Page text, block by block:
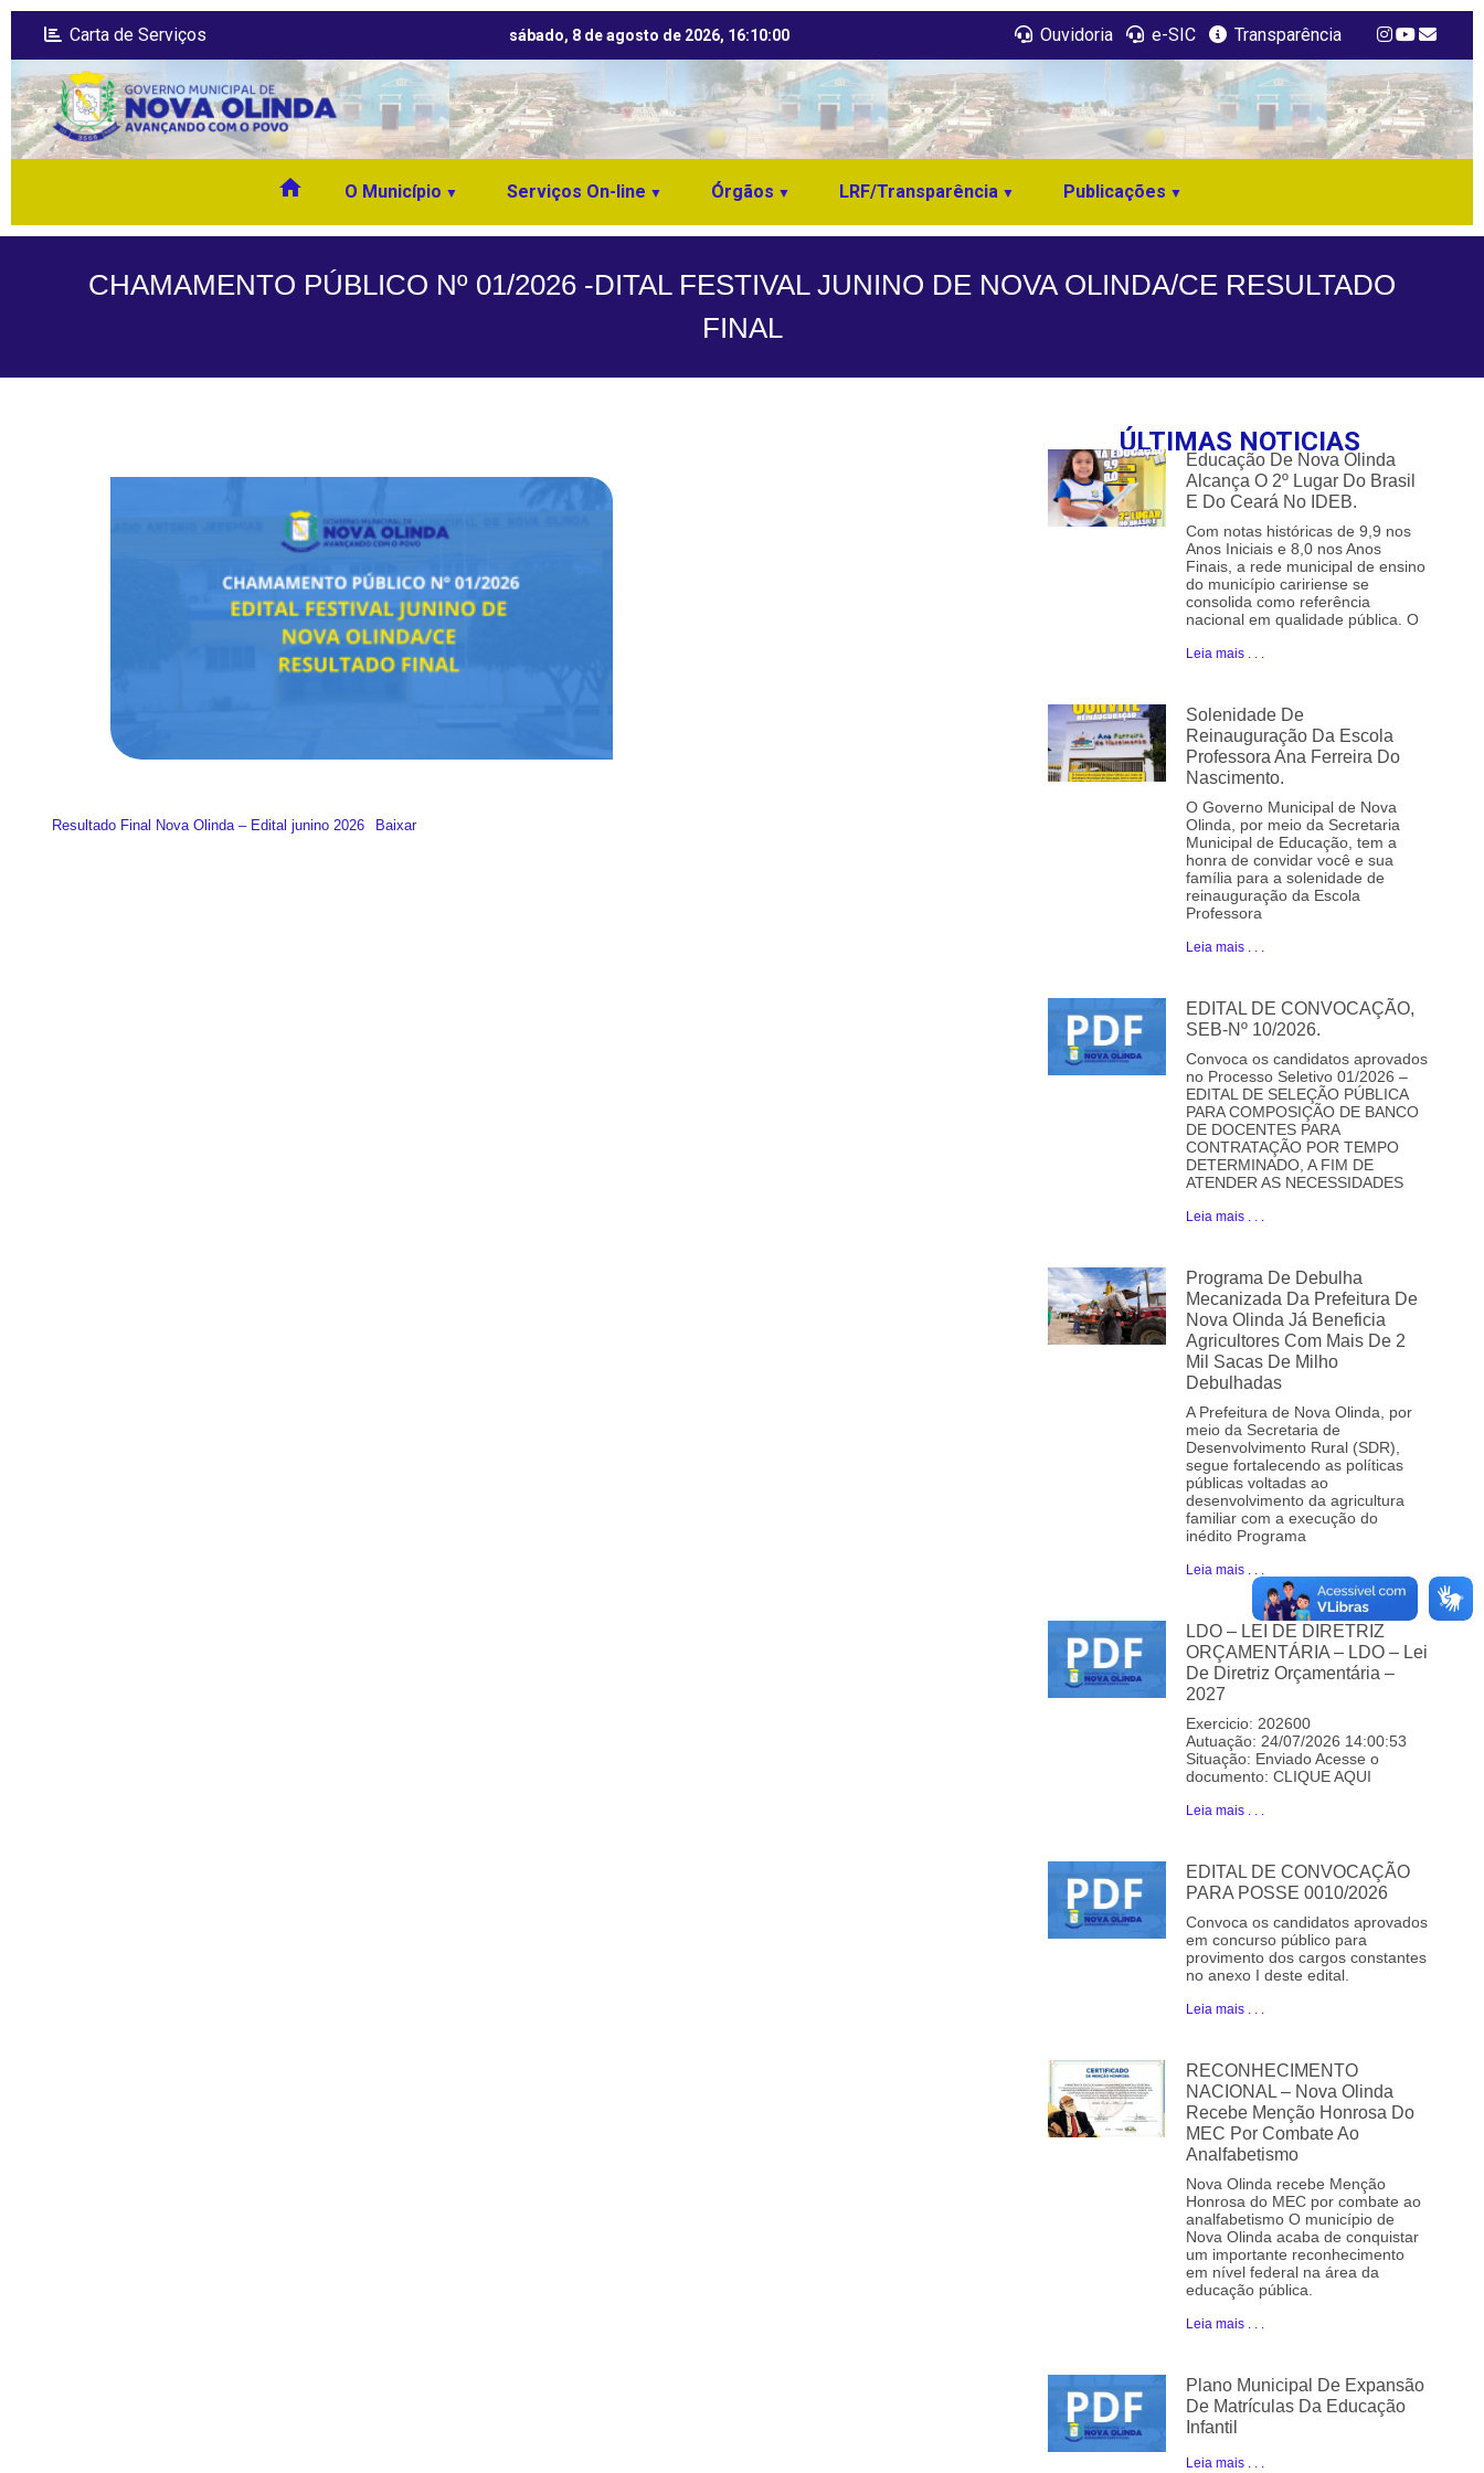
Carta de Serviços sábado, 8 de agosto de 2026, 16:10:01 Ouvidoria e-SIC Transparência
home O Município Serviços On-line Órgãos LRF/Transparência Publicações
CHAMAMENTO PÚBLICO Nº 01/2026 -DITAL FESTIVAL JUNINO DE NOVA OLINDA/CE RESULTADO
FINAL
Resultado Final Nova Olinda – Edital junino 2026 Baixar
ÚLTIMAS NOTICIAS
Educação De Nova Olinda
Alcança O 2º Lugar Do Brasil
E Do Ceará No IDEB.
Com notas históricas de 9,9 nos
Anos Iniciais e 8,0 nos Anos
Finais, a rede municipal de ensino
do município caririense se
consolida como referência
nacional em qualidade pública. O
Leia mais . . .
Solenidade De
Reinauguração Da Escola
Professora Ana Ferreira Do
Nascimento.
O Governo Municipal de Nova
Olinda, por meio da Secretaria
Municipal de Educação, tem a
honra de convidar você e sua
família para a solenidade de
reinauguração da Escola
Professora
Leia mais . . .
EDITAL DE CONVOCAÇÃO,
SEB-Nº 10/2026.
Convoca os candidatos aprovados
no Processo Seletivo 01/2026 –
EDITAL DE SELEÇÃO PÚBLICA
PARA COMPOSIÇÃO DE BANCO
DE DOCENTES PARA
CONTRATAÇÃO POR TEMPO
DETERMINADO, A FIM DE
ATENDER AS NECESSIDADES
Leia mais . . .
Programa De Debulha
Mecanizada Da Prefeitura De
Nova Olinda Já Beneficia
Agricultores Com Mais De 2
Mil Sacas De Milho
Debulhadas
A Prefeitura de Nova Olinda, por
meio da Secretaria de
Desenvolvimento Rural (SDR),
segue fortalecendo as políticas
públicas voltadas ao
desenvolvimento da agricultura
familiar com a execução do
inédito Programa
Leia mais . . .
LDO – LEI DE DIRETRIZ
ORÇAMENTÁRIA – LDO – Lei
De Diretriz Orçamentária –
2027
Exercicio: 202600
Autuação: 24/07/2026 14:00:53
Situação: Enviado Acesse o
documento: CLIQUE AQUI
Leia mais . . .
EDITAL DE CONVOCAÇÃO
PARA POSSE 0010/2026
Convoca os candidatos aprovados
em concurso público para
provimento dos cargos constantes
no anexo I deste edital.
Leia mais . . .
RECONHECIMENTO
NACIONAL – Nova Olinda
Recebe Menção Honrosa Do
MEC Por Combate Ao
Analfabetismo
Nova Olinda recebe Menção
Honrosa do MEC por combate ao
analfabetismo O município de
Nova Olinda acaba de conquistar
um importante reconhecimento
em nível federal na área da
educação pública.
Leia mais . . .
Plano Municipal De Expansão
De Matrículas Da Educação
Infantil
Leia mais . . .